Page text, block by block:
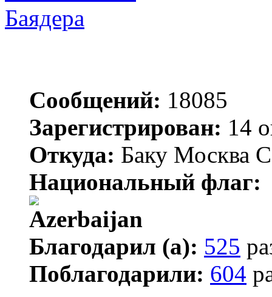
Баядера
Сообщений: 18085
Зарегистрирован: 14
Откуда: Баку Москва
Национальный флаг:
Благодарил (а): 525
Поблагодарили: 604